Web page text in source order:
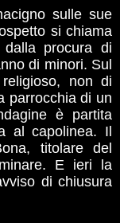
sulle sue
si chiama
procura di
di minori. Sul
non di
parrocchia di un
è partita
al capolinea. Il
titolare del
E ieri la
di chiusura